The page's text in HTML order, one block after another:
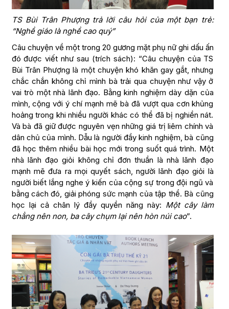
TS Bùi Trân Phượng trả lời câu hỏi của một bạn trẻ:
“Nghề giáo là nghề cao quý”
Câu chuyện về một trong 20 gương mặt phụ nữ ghi dấu ấn
đó được viết như sau (trích sách): “Câu chuyện của TS
Bùi Trân Phượng là một chuyện khó khăn gay gắt, nhưng
chắc chắn không chỉ mình bà trải qua chuyện như vậy ở
vai trò một nhà lãnh đạo. Bằng kinh nghiệm dày dặn của
mình, cộng với ý chí mạnh mẽ bà đã vượt qua cơn khủng
hoảng trong khi nhiều người khác có thể đã bị nghiền nát.
Và bà đã giữ được nguyên vẹn những giá trị liêm chính và
dân chủ của mình. Dẫu là người đầy kinh nghiệm, bà cũng
đã học thêm nhiều bài học mới trong suốt quá trình. Một
nhà lãnh đạo giỏi không chỉ đơn thuần là nhà lãnh đạo
mạnh mẽ đưa ra mọi quyết sách, người lãnh đạo giỏi là
người biết lắng nghe ý kiến của cộng sự trong đội ngũ và
bằng cách đó, giải phóng sức mạnh của tập thể. Bà cũng
học lại cả chân lý đầy quyền năng này: Một cây làm
chẳng nên non, ba cây chụm lại nên hòn núi cao”.